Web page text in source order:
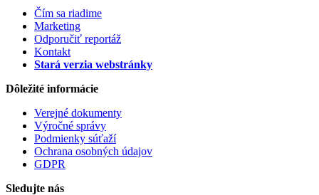
Čím sa riadime
Marketing
Odporučiť reportáž
Kontakt
Stará verzia webstránky
Dôležité informácie
Verejné dokumenty
Výročné správy
Podmienky súťaží
Ochrana osobných údajov
GDPR
Sledujte nás